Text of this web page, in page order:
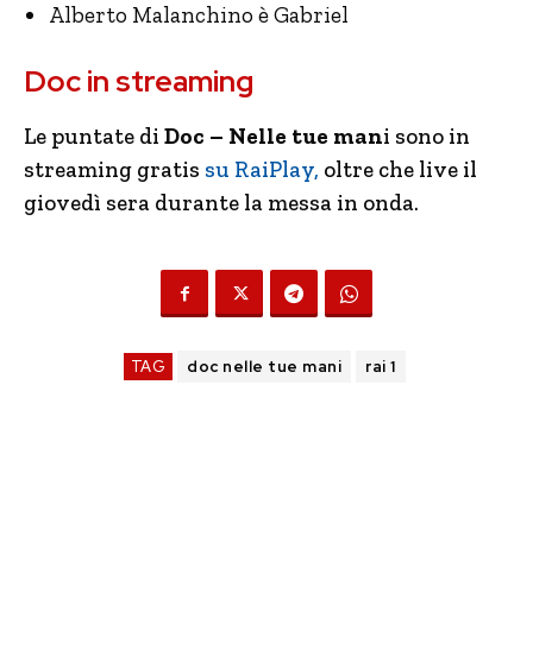
Alberto Malanchino è Gabriel
Doc in streaming
Le puntate di Doc – Nelle tue mani sono in
streaming gratis su RaiPlay, oltre che live il
giovedì sera durante la messa in onda.
TAG doc nelle tue mani rai 1